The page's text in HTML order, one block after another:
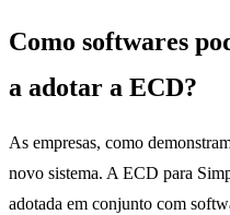
Como softwares
a adotar a ECD?
As empresas, como
novo sistema. A ECD para
adotada em conjunto com